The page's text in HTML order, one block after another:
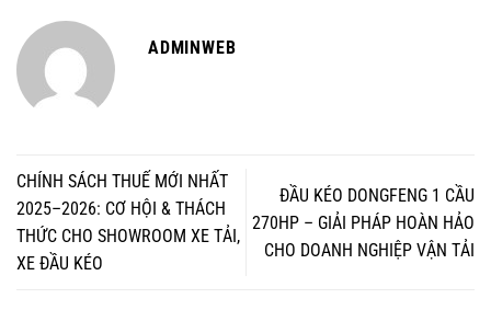
ADMINWEB
CHÍNH SÁCH THUẾ MỚI NHẤT
2025–2026: CƠ HỘI & THÁCH
THỨC CHO SHOWROOM XE TẢI,
XE ĐẦU KÉO
ĐẦU KÉO DONGFENG 1 CẦU
270HP – GIẢI PHÁP HOÀN HẢO
CHO DOANH NGHIỆP VẬN TẢI